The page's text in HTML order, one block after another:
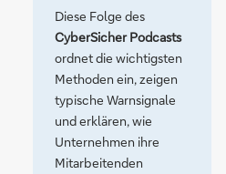
Diese Folge des
CyberSicher Podcasts
ordnet die wichtigsten
Methoden ein, zeigen
typische Warnsignale
und erklären, wie
Unternehmen ihre
Mitarbeitenden